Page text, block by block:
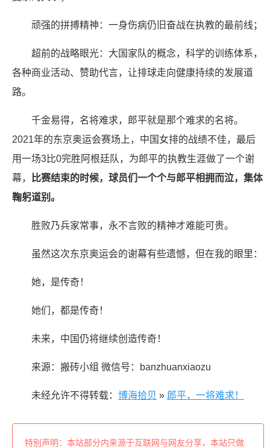
顽强的拼搏精神：一身伤病仍旧奋战在执教的最前线；
超前的战略眼光：大国家队的概念，科学的训练体系，
各种商业活动、赞助代言，让排球走向健康持续的发展道
路。
千金易得，名将难求，郎平就是那个难求的名将。
2021年的东京奥运会赛场上，中国女排的战绩不佳，最后
用一场3比0完胜阿根廷队，为郎平的执教生涯做了一个谢
幕，
比赛结束的时候，球员们一个个与郎平相拥而泣，集体
鞠躬道别。
胜败乃兵家常事，永不言败的精神才难能可贵。
虽然这次东京奥运会的谢幕有些遗憾，但在我的眼里：
她，是传奇！
她们，都是传奇！
未来，中国仍将继续创造传奇！
来源：搬砖小组 微信号：banzhuanxiaozu
未经允许不得转载： 博海拾贝 » 郎平，一将难求！
特别声明：本站部分内来源于互联网与网友分享，本站只做